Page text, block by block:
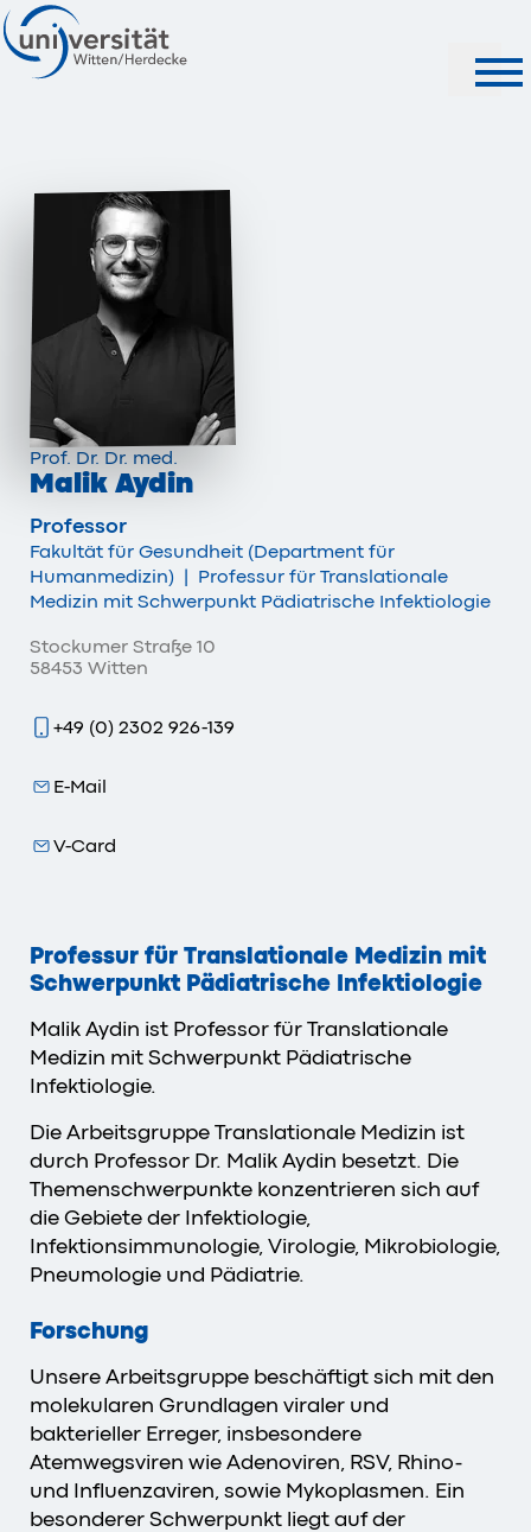
Prof. Dr. Dr. med.
Malik Aydin
Professor
Fakultät für Gesundheit (Department für
Humanmedizin) | Professur für Translationale
Medizin mit Schwerpunkt Pädiatrische Infektiologie
Stockumer Straße 10
58453 Witten
+49 (0) 2302 926-139
E-Mail
V-Card
Professur für Translationale Medizin mit
Schwerpunkt Pädiatrische Infektiologie
Malik Aydin ist Professor für Translationale
Medizin mit Schwerpunkt Pädiatrische
Infektiologie.
Die Arbeitsgruppe Translationale Medizin ist
durch Professor Dr. Malik Aydin besetzt. Die
Themenschwerpunkte konzentrieren sich auf
die Gebiete der Infektiologie,
Infektionsimmunologie, Virologie, Mikrobiologie,
Pneumologie und Pädiatrie.
Forschung
Unsere Arbeitsgruppe beschäftigt sich mit den
molekularen Grundlagen viraler und
bakterieller Erreger, insbesondere
Atemwegsviren wie Adenoviren, RSV, Rhino-
und Influenzaviren, sowie Mykoplasmen. Ein
besonderer Schwerpunkt liegt auf der